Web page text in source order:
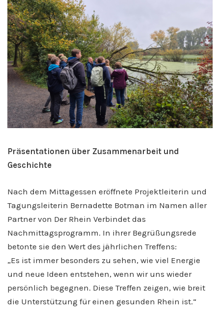
Präsentationen über Zusammenarbeit und
Geschichte
Nach dem Mittagessen eröffnete Projektleiterin und
Tagungsleiterin Bernadette Botman im Namen aller
Partner von Der Rhein Verbindet das
Nachmittagsprogramm. In ihrer Begrüßungsrede
betonte sie den Wert des jährlichen Treffens:
„Es ist immer besonders zu sehen, wie viel Energie
und neue Ideen entstehen, wenn wir uns wieder
persönlich begegnen. Diese Treffen zeigen, wie breit
die Unterstützung für einen gesunden Rhein ist.“